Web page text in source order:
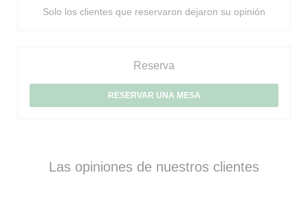
Las opiniones de nuestros clientes
Solo los clientes que reservaron dejaron su opinión
Reserva
RESERVAR UNA MESA